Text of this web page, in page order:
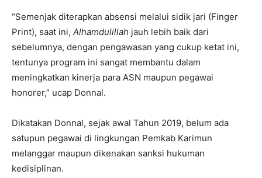
“Semenjak diterapkan absensi melalui sidik jari (Finger
Print), saat ini, Alhamdulillah jauh lebih baik dari
sebelumnya, dengan pengawasan yang cukup ketat ini,
tentunya program ini sangat membantu dalam
meningkatkan kinerja para ASN maupun pegawai
honorer,” ucap Donnal.
Dikatakan Donnal, sejak awal Tahun 2019, belum ada
satupun pegawai di lingkungan Pemkab Karimun
melanggar maupun dikenakan sanksi hukuman
kedisiplinan.